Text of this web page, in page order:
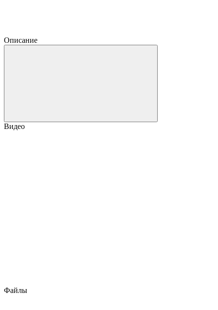
Описание
Видео
Файлы